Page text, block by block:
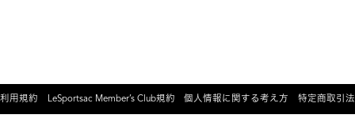
利用規約 LeSportsac Member’s Club規約 個人情報に関する考え方 特定商取引